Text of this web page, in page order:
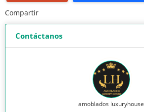
Compartir
Contáctanos
amoblados luxuryhouse